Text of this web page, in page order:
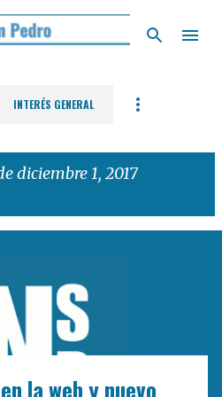
principal
INTERÉS GENERAL
diciembre 1, 2017
la web y nuevo